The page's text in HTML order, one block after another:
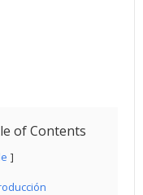
of Contents